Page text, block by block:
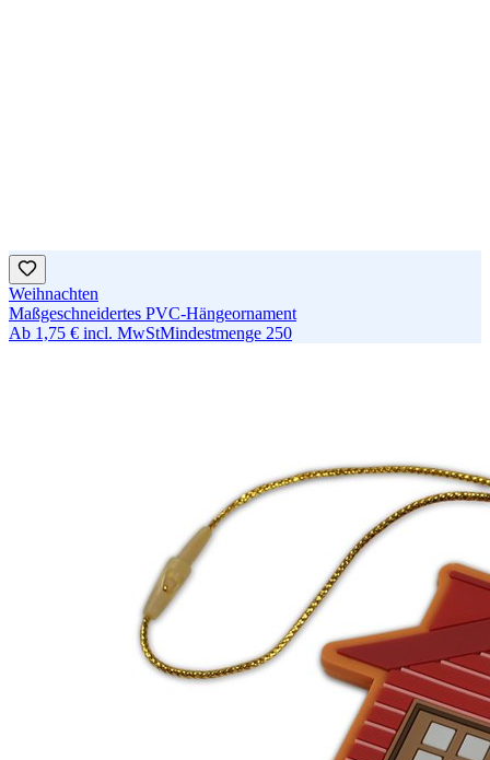
Weihnachten
Maßgeschneidertes PVC-Hängeornament
Ab 1,75 € incl. MwStMindestmenge 250